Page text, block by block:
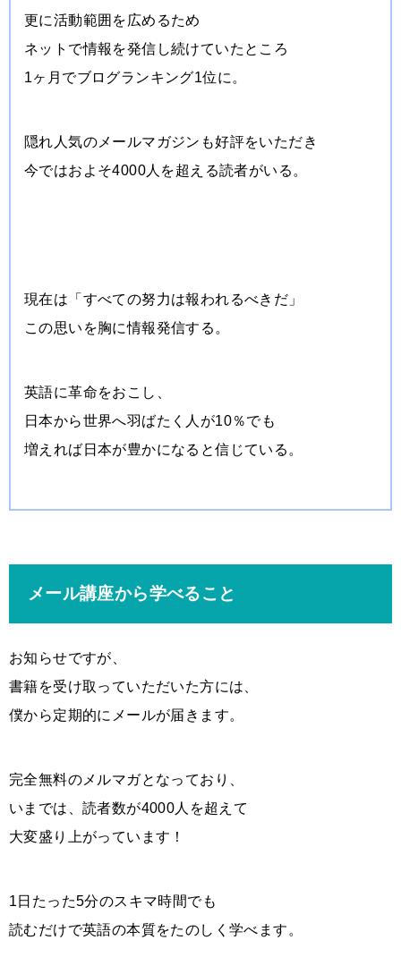
更に活動範囲を広めるため
ネットで情報を発信し続けていたところ
1ヶ月でブログランキング1位に。
隠れ人気のメールマガジンも好評をいただき
今ではおよそ4000人を超える読者がいる。
現在は「すべての努力は報われるべきだ」
この思いを胸に情報発信する。
英語に革命をおこし、
日本から世界へ羽ばたく人が10％でも
増えれば日本が豊かになると信じている。
メール講座から学べること
お知らせですが、
書籍を受け取っていただいた方には、
僕から定期的にメールが届きます。
完全無料のメルマガとなっており、
いまでは、読者数が4000人を超えて
大変盛り上がっています！
1日たった5分のスキマ時間でも
読むだけで英語の本質をたのしく学べます。